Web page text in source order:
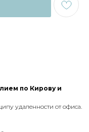
по Кирову и
удаленности от офиса.